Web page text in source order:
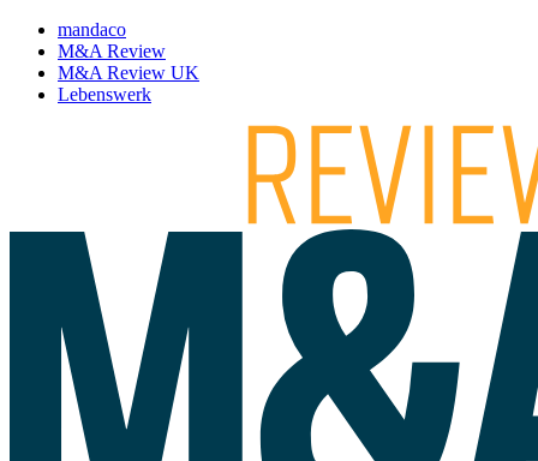
mandaco
M&A Review
M&A Review UK
Lebenswerk